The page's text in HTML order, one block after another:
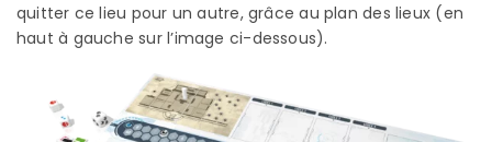
quitter ce lieu pour un autre, grâce au plan des lieux (en
haut à gauche sur l’image ci-dessous).